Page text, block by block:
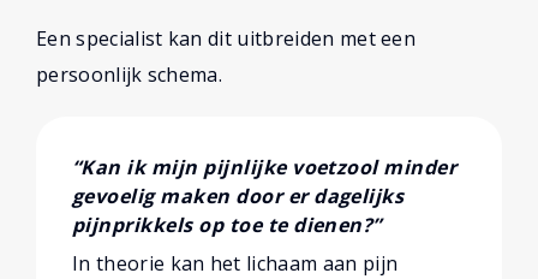
Een specialist kan dit uitbreiden met een
persoonlijk schema.
“Kan ik mijn pijnlijke voetzool minder
gevoelig maken door er dagelijks
pijnprikkels op toe te dienen?”
In theorie kan het lichaam aan pijn